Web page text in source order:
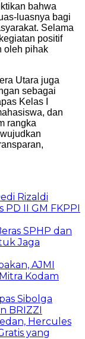
bahwa
luasnya bagi
Selama
positif
oleh pihak
Utara juga
sebagai
Kelas I
dan
rangka
Rizaldi
PD II GM FKPPI
SPHP dan
Jaga
AJMI
Kodam
Sibolga
BRIZZI
Hercules
yang